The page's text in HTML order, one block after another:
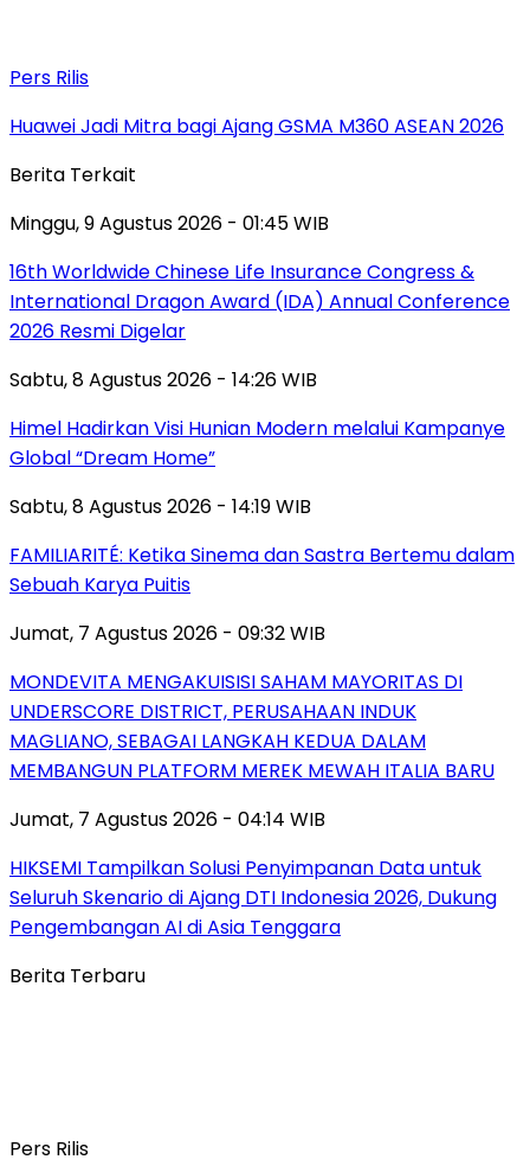
Pers Rilis
Huawei Jadi Mitra bagi Ajang GSMA M360 ASEAN 2026
Berita Terkait
Minggu, 9 Agustus 2026 - 01:45 WIB
16th Worldwide Chinese Life Insurance Congress &
International Dragon Award (IDA) Annual Conference
2026 Resmi Digelar
Sabtu, 8 Agustus 2026 - 14:26 WIB
Himel Hadirkan Visi Hunian Modern melalui Kampanye
Global “Dream Home”
Sabtu, 8 Agustus 2026 - 14:19 WIB
FAMILIARITÉ: Ketika Sinema dan Sastra Bertemu dalam
Sebuah Karya Puitis
Jumat, 7 Agustus 2026 - 09:32 WIB
MONDEVITA MENGAKUISISI SAHAM MAYORITAS DI
UNDERSCORE DISTRICT, PERUSAHAAN INDUK
MAGLIANO, SEBAGAI LANGKAH KEDUA DALAM
MEMBANGUN PLATFORM MEREK MEWAH ITALIA BARU
Jumat, 7 Agustus 2026 - 04:14 WIB
HIKSEMI Tampilkan Solusi Penyimpanan Data untuk
Seluruh Skenario di Ajang DTI Indonesia 2026, Dukung
Pengembangan AI di Asia Tenggara
Berita Terbaru
Pers Rilis